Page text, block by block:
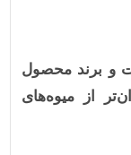
و برند محصول
از میوه‌های